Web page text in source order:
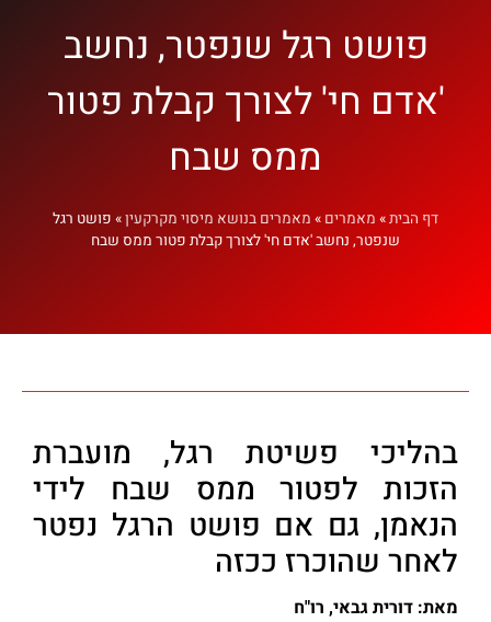
פושט רגל שנפטר, נחשב
'אדם חי' לצורך קבלת פטור
ממס שבח
דף הבית» מאמרים » מאמרים בנושא מיסוי מקרקעין» פושט רגל
שנפטר, נחשב 'אדם חי' לצורך קבלת פטור ממס שבח
בהליכי פשיטת רגל, מועברת
הזכות לפטור ממס שבח לידי
הנאמן, גם אם פושט הרגל נפטר
לאחר שהוכרז ככזה
מאת: דורית גבאי, רו"ח